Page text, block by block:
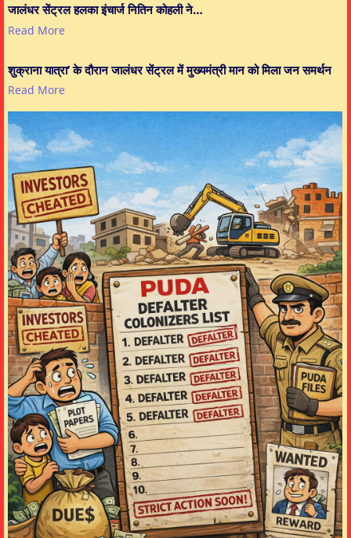
जालंधर सेंट्रल हलका इंचार्ज नितिन कोहली ने…
Read More
शुक्राना यात्रा’ के दौरान जालंधर सेंट्रल में मुख्यमंत्री मान को मिला जन समर्थन
Read More